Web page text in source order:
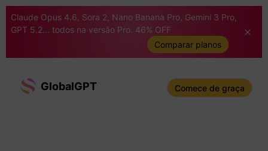
Claude Opus 4.6, Sora 2, Nano Banana Pro, Gemini 3 Pro,
GPT 5.2... todos na versão Pro. 46% OFF
Comparar planos
GlobalGPT Comece de graça